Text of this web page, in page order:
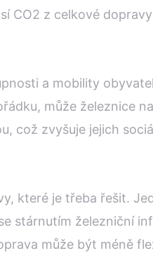
CO2 z celkové dopravy
a mobility
může železnice
což zvyšuje jejich
které je třeba řešit.
stárnutím železniční
může být méně